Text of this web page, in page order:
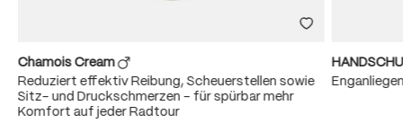
Chamois Cream
Reduziert effektiv Reibung, Scheuerstellen sowie
Sitz- und Druckschmerzen – für spürbar mehr
Komfort auf jeder Radtour